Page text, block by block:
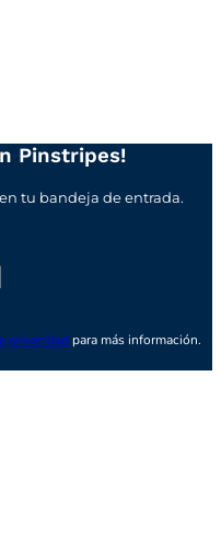
Pinstripes!
tu bandeja de entrada.
privacidad para más información.